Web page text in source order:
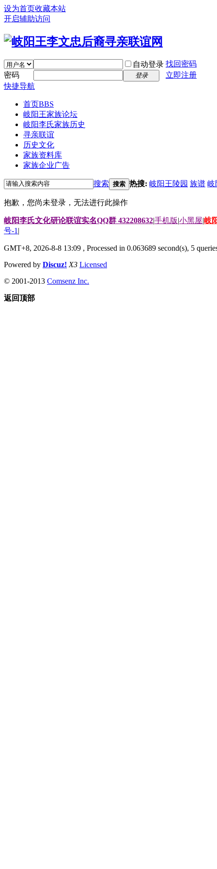
设为首页收藏本站
开启辅助访问
自动登录 找回密码
密码
登录
立即注册
快捷导航
首页BBS
岐阳王家族论坛
岐阳李氏家族历史
寻亲联谊
历史文化
家族资料库
家族企业广告
搜索 搜索 热搜: 岐阳王陵园 族谱 岐
抱歉，您尚未登录，无法进行此操作
岐阳李氏文化研论联谊实名QQ群 432208632|手机版|小黑屋|岐
号-1 |
GMT+8, 2026-8-8 13:09 , Processed in 0.063689 second(s), 5
Powered by Discuz! X3 Licensed
© 2001-2013 Comsenz Inc.
返回顶部